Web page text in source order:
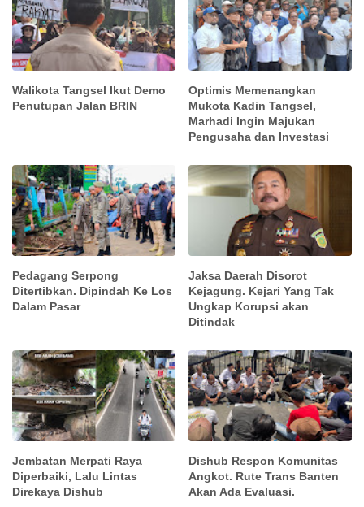
Walikota Tangsel Ikut Demo
Penutupan Jalan BRIN
Optimis Memenangkan
Mukota Kadin Tangsel,
Marhadi Ingin Majukan
Pengusaha dan Investasi
Pedagang Serpong
Ditertibkan. Dipindah Ke Los
Dalam Pasar
Jaksa Daerah Disorot
Kejagung. Kejari Yang Tak
Ungkap Korupsi akan
Ditindak
Jembatan Merpati Raya
Diperbaiki, Lalu Lintas
Direkaya Dishub
Dishub Respon Komunitas
Angkot. Rute Trans Banten
Akan Ada Evaluasi.